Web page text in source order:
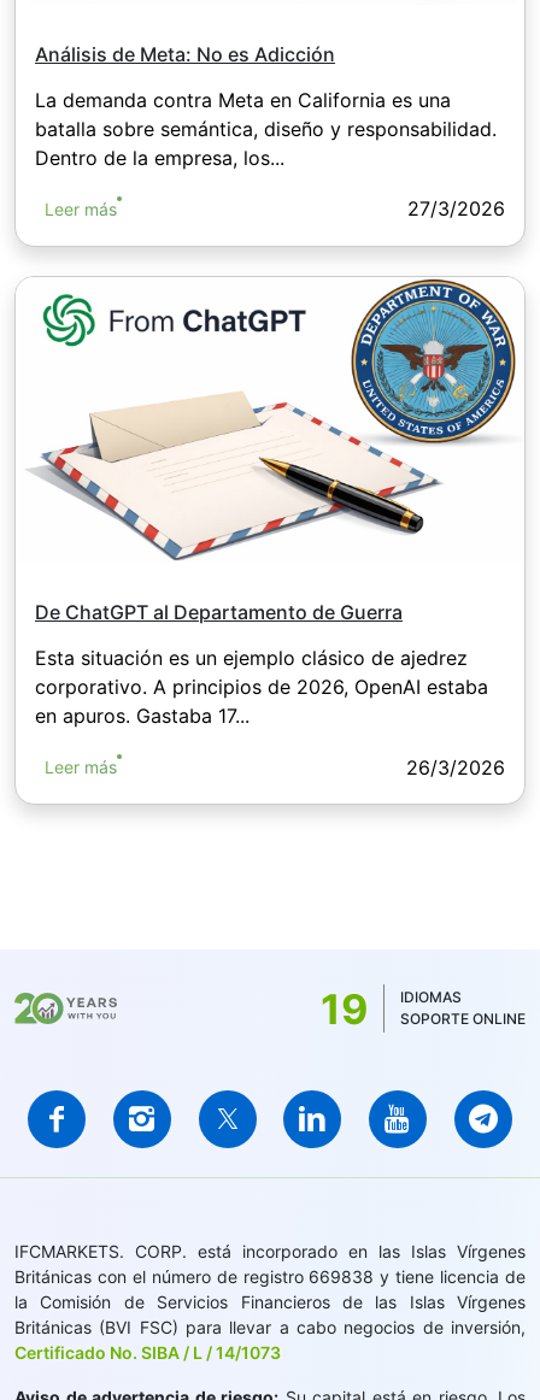
Análisis de Meta: No es Adicción
La demanda contra Meta en California es una
batalla sobre semántica, diseño y responsabilidad.
Dentro de la empresa, los...
Leer más 27/3/2026
De ChatGPT al Departamento de Guerra
Esta situación es un ejemplo clásico de ajedrez
corporativo. A principios de 2026, OpenAI estaba
en apuros. Gastaba 17...
Leer más 26/3/2026
19
IDIOMAS
SOPORTE ONLINE
IFCMARKETS. CORP. está incorporado en las Islas Vírgenes
Británicas con el número de registro 669838 y tiene licencia de
la Comisión de Servicios Financieros de las Islas Vírgenes
Británicas (BVI FSC) para llevar a cabo negocios de inversión,
Certificado No. SIBA / L / 14/1073